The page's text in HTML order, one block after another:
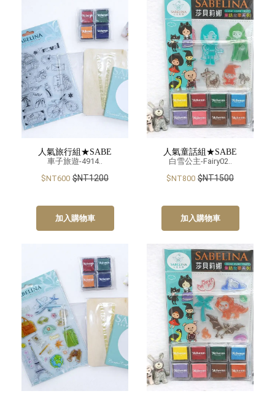
人氣旅行組★SABE
車子旅遊-4914..
$NT600$NT1200
加入購物車
人氣童話組★SABE
白雪公主-Fairy02..
$NT800$NT1500
加入購物車